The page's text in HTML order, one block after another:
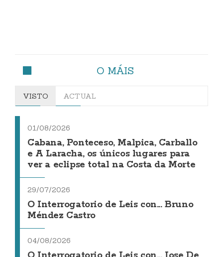
O MÁIS
VISTO ACTUAL
01/08/2026
Cabana, Ponteceso, Malpica, Carballo
e A Laracha, os únicos lugares para
ver a eclipse total na Costa da Morte
29/07/2026
O Interrogatorio de Leis con... Bruno
Méndez Castro
04/08/2026